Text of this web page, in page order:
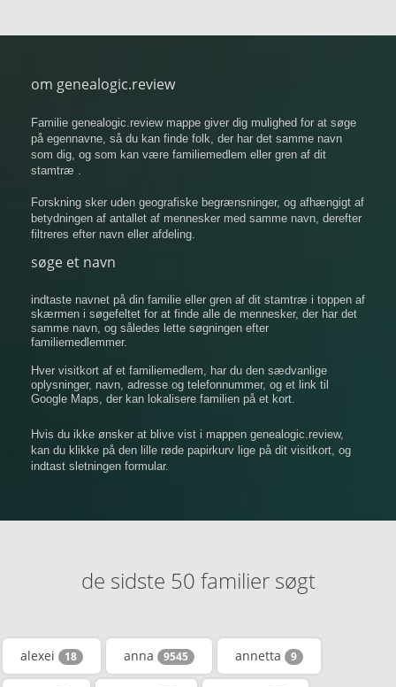
om genealogic.review
Familie genealogic.review mappe giver dig mulighed for at søge
på egennavne, så du kan finde folk, der har det samme navn
som dig, og som kan være familiemedlem eller gren af ​​dit
stamtræ .
Forskning sker uden geografiske begrænsninger, og afhængigt af
betydningen af ​​antallet af mennesker med samme navn, derefter
filtreres efter navn eller afdeling.
søge et navn
indtaste navnet på din familie eller gren af ​​dit stamtræ i toppen af
​​skærmen i søgefeltet for at finde alle de mennesker, der har det
samme navn, og således lette søgningen efter
familiemedlemmer.
Hver visitkort af et familiemedlem, har du den sædvanlige
oplysninger, navn, adresse og telefonnummer, og et link til
Google Maps, der kan lokalisere familien på et kort.
Hvis du ikke ønsker at blive vist i mappen genealogic.review,
kan du klikke på den lille røde papirkurv lige på dit visitkort, og
indtast sletningen formular.
de sidste 50 familier søgt
alexei 18 anna 9545 annetta 9